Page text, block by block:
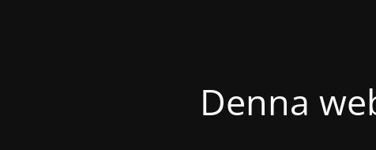
Denna